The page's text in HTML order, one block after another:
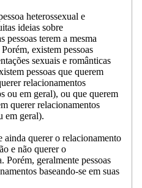
heterossexual e
ideias sobre
pessoas terem a mesma
existem pessoas
sexuais e românticas
pessoas que querem
relacionamentos
ou em geral), ou que querem
querer relacionamentos
em geral).
ainda querer o relacionamento
e não querer o
Porém, geralmente pessoas
baseando-se em suas